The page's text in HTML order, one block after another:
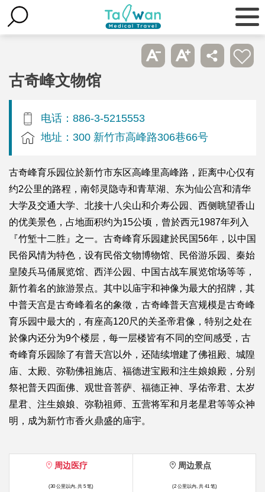
古奇峰文物馆
电话：886-3-5215553
地址：300 新竹市高峰路306巷66号
古奇峰育乐园位於新竹市东区高峰里高峰路，距离中心仅有
约2公里的路程，南邻灵隐寺和青草湖、东为仙公宫和清华
大学及交通大学、北接十八尖山和介寿公园、西侧眺望香山
的优美景色，占地面积约为15公顷，曾於西元1987年列入
『竹堑十二胜』之一。古奇峰育乐园建於民国56年，以中国
民俗风情为特色，设有民俗文物博物馆、民俗游乐园、秦始
皇陵兵马俑展览馆、西洋公园、中国古战车展览馆场等等，
新竹着名的旅游景点。其中以庙宇和神像为最大的招牌，其
中普天宫是古奇峰着名的象徵，古奇峰普天宫规模是古奇峰
育乐园中最大的，有座高120尺的关圣帝君像，特别之处在
於像内还分为9个楼层，每一层楼皆有不同的空间感受，古
奇峰育乐园除了有普天宫以外，还陆续增建了佛祖殿、城隍
庙、太殿、弥勒佛祖施店、福德进宝殿和注生娘娘殿，分别
祭祀普天四面佛、观世音菩萨、福德正神、孚佑帝君、太岁
星君、注生娘娘、弥勒祖师、五营将军和月老星君等等众神
明，成为新竹市香火鼎盛的庙宇。
周边医疗
(30 公里以内, 共 5 笔)
周边景点
(2 公里以内, 共 41 笔)